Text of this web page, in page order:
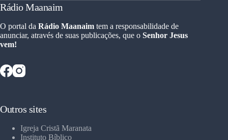
Rádio Maanaim
O portal da Rádio Maanaim tem a responsabilidade de
anunciar, através de suas publicações, que o Senhor Jesus
vem!
Outros sites
Igreja Cristã Maranata
Instituto Bíblico